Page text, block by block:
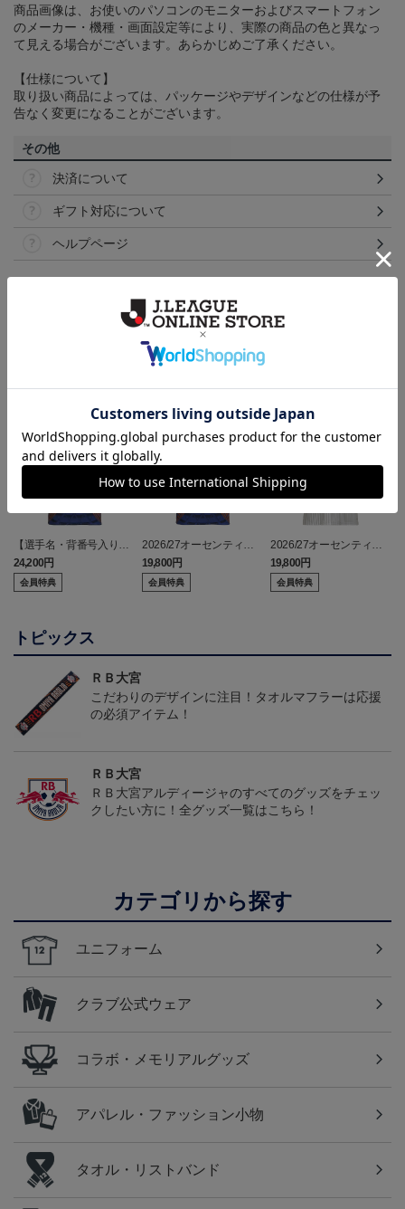
商品画像は、お使いのパソコンのモニターおよびスマートフォン
のメーカー・機種・画面設定等により、実際の商品の色と異なっ
て見える場合がございます。あらかじめご了承ください。
【仕様について】
取り扱い商品によっては、パッケージやデザインなどの仕様が予
告なく変更になることがございます。
その他
決済について
ギフト対応について
ヘルプページ
【選手名・背番号入り】
2026/27オーセンティッ
クユニフォーム（フィー
ルド1st）
24,200円
会員特典
2026/27オーセンティッ
クユニフォーム（フィー
ルド1st）
19,800円
会員特典
2026/27オーセンティッ
クユニフォーム（フィー
ルド2nd）
19,800円
会員特典
トピックス
ＲＢ大宮
こだわりのデザインに注目！タオルマフラーは応援
の必須アイテム！
ＲＢ大宮
ＲＢ大宮アルディージャのすべてのグッズをチェッ
クしたい方に！全グッズ一覧はこちら！
カテゴリから探す
ユニフォーム
クラブ公式ウェア
コラボ・メモリアルグッズ
アパレル・ファッション小物
タオル・リストバンド